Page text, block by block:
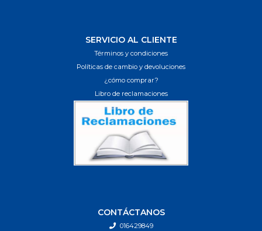
SERVICIO AL CLIENTE
Términos y condiciones
Políticas de cambio y devoluciones
¿cómo comprar?
Libro de reclamaciones
CONTÁCTANOS
016429849